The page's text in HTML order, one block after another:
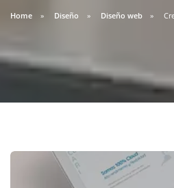
Home Diseño Diseño web